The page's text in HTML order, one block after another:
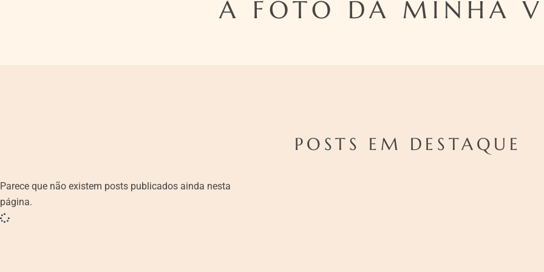
A FOTO DA MINHA
POSTS EM DESTAQUE
Parece que não existem posts publicados ainda nesta
página.